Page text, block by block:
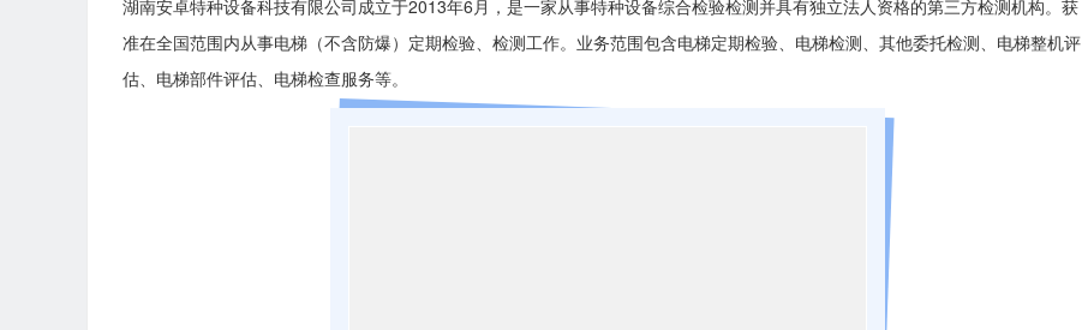
湖南安卓特种设备科技有限公司成立于2013年6月，是一家从事特种设备综合检验检测并具有独立法人资格的第三方检测机构。获
准在全国范围内从事电梯（不含防爆）定期检验、检测工作。业务范围包含电梯定期检验、电梯检测、其他委托检测、电梯整机评
估、电梯部件评估、电梯检查服务等。